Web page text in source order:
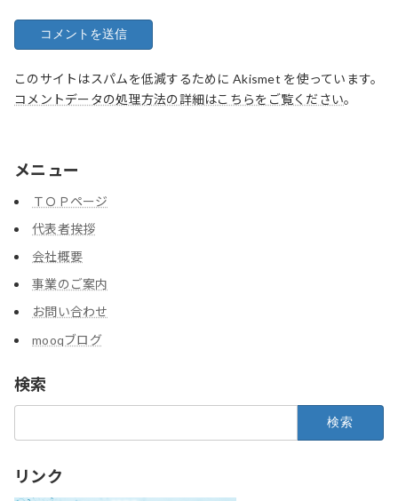
このサイトはスパムを低減するために Akismet を使っています。
コメントデータの処理方法の詳細はこちらをご覧ください。
メニュー
ＴＯＰページ
代表者挨拶
会社概要
事業のご案内
お問い合わせ
mooqブログ
検索
リンク